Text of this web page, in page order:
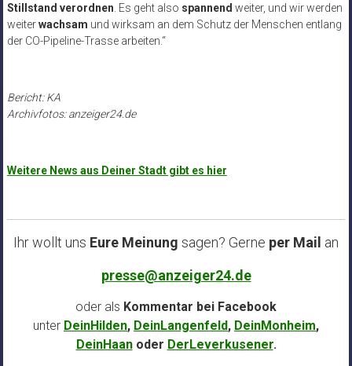
Stillstand verordnen . Es geht also spannend weiter, und wir werden
weiterwachsam und wirksam an dem Schutz der Menschen entlang
der CO-Pipeline-Trasse arbeiten.“
Bericht: KA
Archivfotos: anzeiger24.de
Weitere News aus Deiner Stadt gibt es hier
Ihr wollt uns Eure Meinung sagen? Gerne per Mail an
presse@anzeiger24.de
oder als Kommentar bei Facebook
unter DeinHilden, DeinLangenfeld, DeinMonheim,
DeinHaanoder DerLeverkusener.